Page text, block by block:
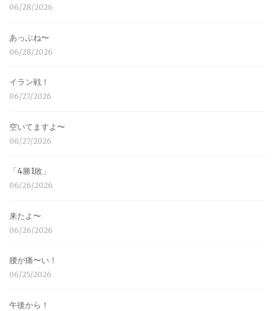
06/28/2026
あっぶね〜
06/28/2026
イラン戦！
06/27/2026
空いてますよ〜
06/27/2026
「4勝1敗」
06/26/2026
来たよ〜
06/26/2026
腰が痛〜い！
06/25/2026
午後から！